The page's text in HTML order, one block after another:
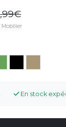
Mobilier
En stock